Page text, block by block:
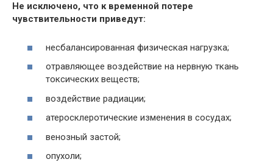
Не исключено, что к временной потере
чувствительности приведут:
несбалансированная физическая нагрузка;
отравляющее воздействие на нервную ткань
токсических веществ;
воздействие радиации;
атеросклеротические изменения в сосудах;
венозный застой;
опухоли;